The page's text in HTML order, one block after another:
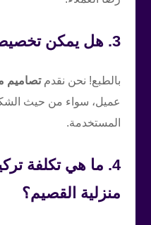
3. هل يمكن تخصيص تصميم الساتر؟
بالطبع! نحن نقدم
عميل، سواء من حيث الشكل
المستخدمة.
4. ما هي تكلفة
منزلية القصيم؟